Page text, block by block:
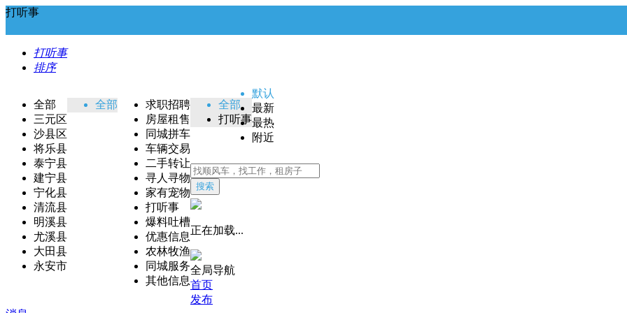
打听事
打听事
排序
全部
三元区
沙县区
将乐县
泰宁县
建宁县
宁化县
清流县
明溪县
尤溪县
大田县
永安市
全部
求职招聘
房屋租售
同城拼车
车辆交易
二手转让
寻人寻物
家有宠物
打听事
爆料吐槽
优惠信息
农林牧渔
同城服务
其他信息
全部
打听事
默认
最新
最热
附近
搜索
正在加载...
全局导航
首页
发布